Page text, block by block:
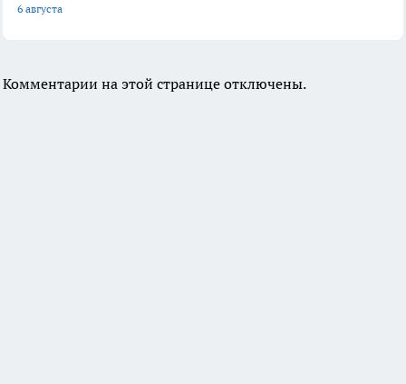
6 августа
Комментарии на этой странице отключены.